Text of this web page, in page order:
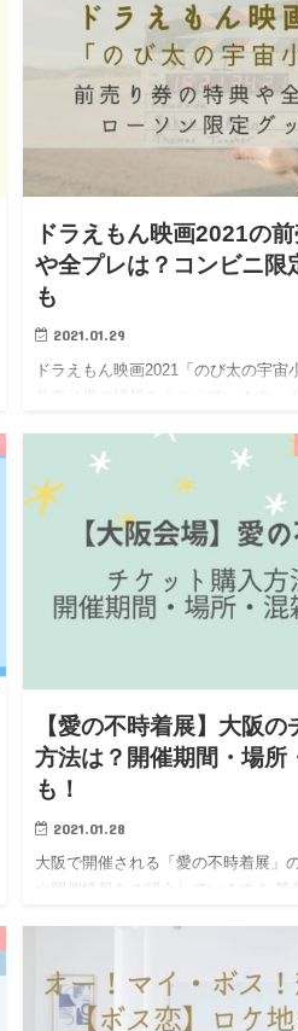
ドラえもん映画2021の
や全プレは？コンビニ限
も
2021.01.29
ドラえもん映画2021「のび太の宇宙
前売り券の情報をまとめています。
いっぱい。 ドラえもん映画2021「
の前売り…
【愛の不時着展】大阪の
方法は？開催期間・場所
も！
2021.01.28
大阪で開催される「愛の不時着展」
や開催情報をご紹介しています！ 第
韓国ドラマにハマったという人もき
ず。 本当に多くの…